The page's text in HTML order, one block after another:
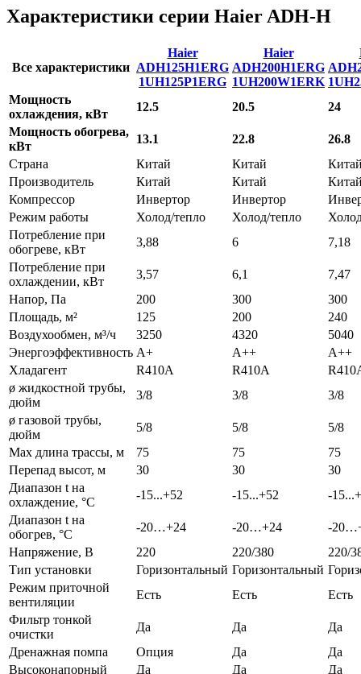
Характеристики серии Haier ADH-H
Все характеристики
Haier
ADH125H1ERG
1UH125P1ERG
Haier
ADH200H1ERG
1UH200W1ERK
Мощность
охлаждения, кВт
12.5 20.5
24
Мощность обогрева,
кВт
13.1 22.8
26.8
Страна
Китай Китай
Производитель
Китай Китай
Компрессор
Инвертор Инвертор
Режим работы
Холод/тепло Холод/тепло
Потребление при
обогреве, кВт
3,88 6
7,18
Потребление при
охлаждении, кВт
3,57 6,1
7,47
Напор, Па
200 300
300
Площадь, м²
125 200
240
Воздухообмен, м³/ч
3250 4320
5040
Энергоэффективность A+ A++
A++
Хладагент
R410A R410A
ø жидкостной трубы,
дюйм
3/8 3/8
3/8
ø газовой трубы,
дюйм
5/8 5/8
5/8
Max длина трассы, м
75 75
75
Перепад высот, м
30 30
30
Диапазон t на
охлаждение, °С
-15...+52 -15...+52
-
Диапазон t на
обогрев, °С
-20…+24 -20…+24
-
Напряжение, В
220 220/380
220/
Тип установки
Горизонтальный Горизонтальный
Режим приточной
вентиляции
Есть Есть
Есть
Фильтр тонкой
очистки
Да Да
Да
Дренажная помпа
Опция Да
Да
Высоконапорный
Да Да Да